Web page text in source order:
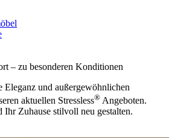
– zu besonderen Konditionen
Eleganz und außergewöhnlichen
aktuellen Stressless® Angeboten.
Ihr Zuhause stilvoll neu gestalten.